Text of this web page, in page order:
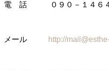
電 話 ０９０－１４６４
メール http://